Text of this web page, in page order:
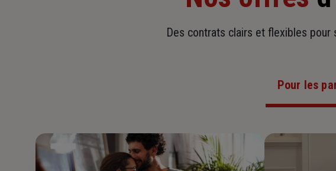
Des contrats clairs et flexibles pour
Pour les